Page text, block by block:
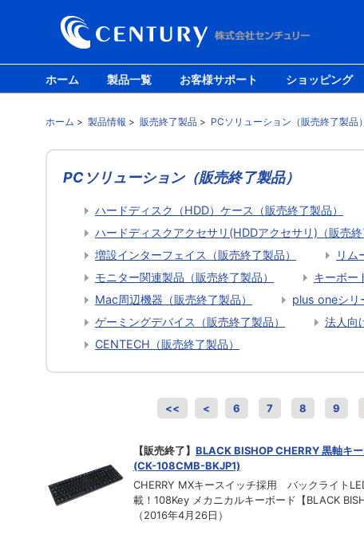
ホーム 製品一覧 お客様サポート ショッピング
ホーム > 製品情報 > 販売終了製品 > PCソリューション（販売終了製品）
PCソリューション（販売終了製品）
ハードディスク（HDD）ケース（販売終了製品）
ハードディスクアクセサリ(HDDアクセサリ)（販売終
増設インターフェイス（販売終了製品）
リム
モニター関連製品（販売終了製品）
キーボー
Mac周辺機器（販売終了製品）
plus oneシリ
ゲーミングデバイス（販売終了製品）
法人向
CENTECH（販売終了製品）
<< < 6 7 8 9
【販売終了】 BLACK BISHOP CHERRY 黒軸キ
(CK-108CMB-BKJP1)
CHERRY MXキースイッチ採用 バックライト
載！108Key メカニカルキーボード【BLACK
（2016年4月26日）